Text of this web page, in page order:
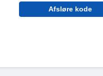
Afsløre kode